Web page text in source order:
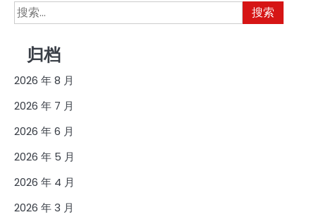
搜
索：
归档
2026 年 8 月
2026 年 7 月
2026 年 6 月
2026 年 5 月
2026 年 4 月
2026 年 3 月